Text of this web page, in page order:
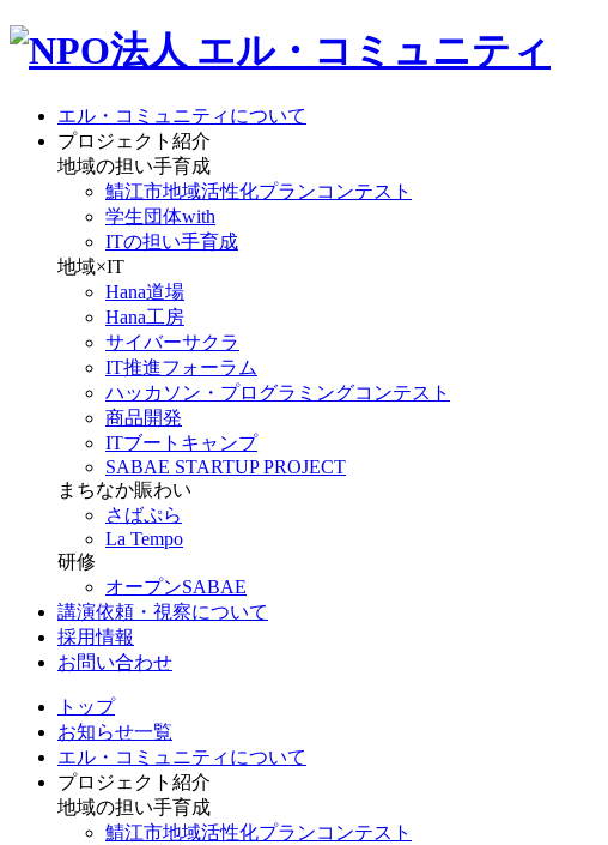
エル・コミュニティについて
プロジェクト紹介
地域の担い手育成
鯖江市地域活性化プランコンテスト
学生団体with
ITの担い手育成
地域×IT
Hana道場
Hana工房
サイバーサクラ
IT推進フォーラム
ハッカソン・プログラミングコンテスト
商品開発
ITブートキャンプ
SABAE STARTUP PROJECT
まちなか賑わい
さばぷら
La Tempo
研修
オープンSABAE
講演依頼・視察について
採用情報
お問い合わせ
トップ
お知らせ一覧
エル・コミュニティについて
プロジェクト紹介
地域の担い手育成
鯖江市地域活性化プランコンテスト